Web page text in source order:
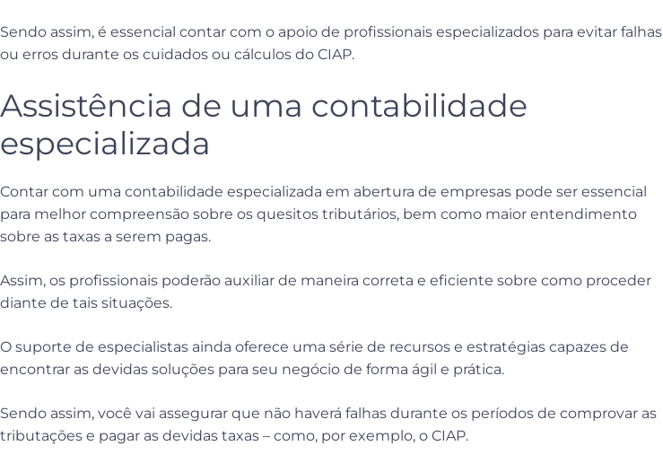
Sendo assim, é essencial contar com o apoio de profissionais especializados para evitar falhas
ou erros durante os cuidados ou cálculos do CIAP.
Assistência de uma contabilidade
especializada
Contar com uma contabilidade especializada em abertura de empresas pode ser essencial
para melhor compreensão sobre os quesitos tributários, bem como maior entendimento
sobre as taxas a serem pagas.
Assim, os profissionais poderão auxiliar de maneira correta e eficiente sobre como proceder
diante de tais situações.
O suporte de especialistas ainda oferece uma série de recursos e estratégias capazes de
encontrar as devidas soluções para seu negócio de forma ágil e prática.
Sendo assim, você vai assegurar que não haverá falhas durante os períodos de comprovar as
tributações e pagar as devidas taxas – como, por exemplo, o CIAP.